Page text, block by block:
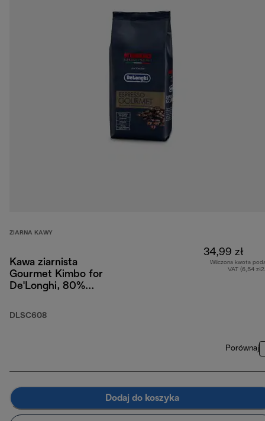
ZIARNA KAWY
Kawa ziarnista
Gourmet Kimbo for
De'Longhi, 80%
250g
DLSC608
34,99 zł
Wliczona kwota
VAT (6,54
Porównaj
Dodaj do koszyka